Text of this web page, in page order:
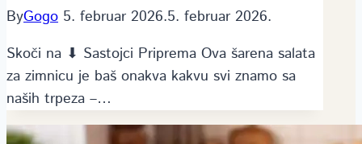
ByGogo 5. februar 2026.5. februar 2026.
Skoči na ⬇ Sastojci Priprema Ova šarena salata
za zimnicu je baš onakva kakvu svi znamo sa
naših trpeza –…